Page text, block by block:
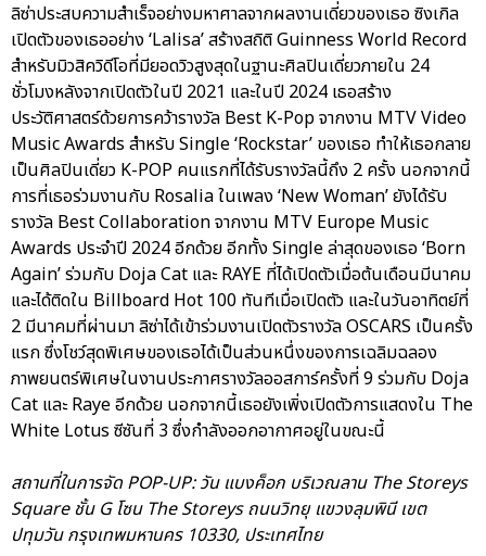
ลิซ่าประสบความสำเร็จอย่างมหาศาลจากผลงานเดี่ยวของเธอ ซิงเกิล
เปิดตัวของเธออย่าง ‘Lalisa’ สร้างสถิติ Guinness World Record
สำหรับมิวสิควิดีโอที่มียอดวิวสูงสุดในฐานะศิลปินเดี่ยวภายใน 24
ชั่วโมงหลังจากเปิดตัวในปี 2021 และในปี 2024 เธอสร้าง
ประวัติศาสตร์ด้วยการคว้ารางวัล Best K-Pop จากงาน MTV Video
Music Awards สำหรับ Single ‘Rockstar’ ของเธอ ทำให้เธอกลาย
เป็นศิลปินเดี่ยว K-POP คนแรกที่ได้รับรางวัลนี้ถึง 2 ครั้ง นอกจากนี้
การที่เธอร่วมงานกับ Rosalia ในเพลง ‘New Woman’ ยังได้รับ
รางวัล Best Collaboration จากงาน MTV Europe Music
Awards ประจำปี 2024 อีกด้วย อีกทั้ง Single ล่าสุดของเธอ ‘Born
Again’ ร่วมกับ Doja Cat และ RAYE ที่ได้เปิดตัวเมื่อต้นเดือนมีนาคม
และได้ติดใน Billboard Hot 100 ทันทีเมื่อเปิดตัว และในวันอาทิตย์ที่
2 มีนาคมที่ผ่านมา ลิซ่าได้เข้าร่วมงานเปิดตัวรางวัล OSCARS เป็นครั้ง
แรก ซึ่งโชว์สุดพิเศษของเธอได้เป็นส่วนหนึ่งของการเฉลิมฉลอง
ภาพยนตร์พิเศษในงานประกาศรางวัลออสการ์ครั้งที่ 9 ร่วมกับ Doja
Cat และ Raye อีกด้วย นอกจากนี้เธอยังเพิ่งเปิดตัวการแสดงใน The
White Lotus ซีซันที่ 3 ซึ่งกำลังออกอากาศอยู่ในขณะนี้
สถานที่ในการจัด POP-UP: วัน แบงค็อก บริเวณลาน The Storeys
Square ชั้น G โซน The Storeys ถนนวิทยุ แขวงลุมพินี เขต
ปทุมวัน กรุงเทพมหานคร 10330, ประเทศไทย